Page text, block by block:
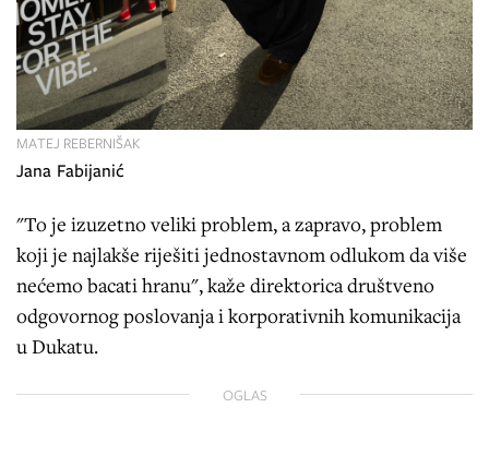
Jana Fabijanić
MATEJ REBERNIŠAK
"To je izuzetno veliki problem, a zapravo, problem
koji je najlakše riješiti jednostavnom odlukom da više
nećemo bacati hranu", kaže direktorica društveno
odgovornog poslovanja i korporativnih komunikacija
u Dukatu.
OGLAS